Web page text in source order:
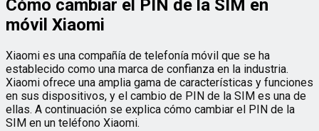
Cómo cambiar el PIN de la SIM en
móvil Xiaomi
Xiaomi es una compañía de telefonía móvil que se ha
establecido como una marca de confianza en la industria.
Xiaomi ofrece una amplia gama de características y funciones
en sus dispositivos, y el cambio de PIN de la SIM es una de
ellas. A continuación se explica cómo cambiar el PIN de la
SIM en un teléfono Xiaomi.